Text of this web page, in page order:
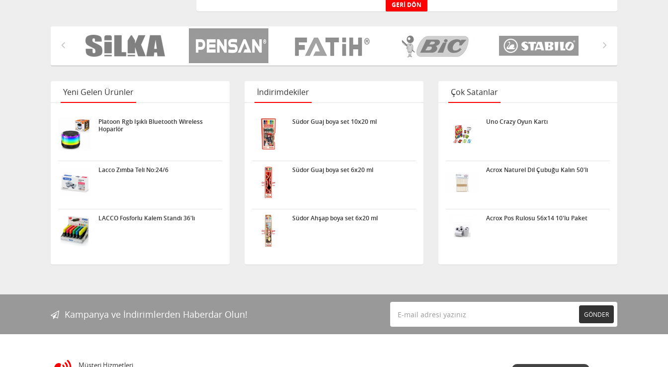
Acrox Naturel Dil Çubuğu
10'lu Paket
Acrox Çift Taraflı Köpük
Bant 2mt
Kum Çalışması
Acrox Çift Taraflı Silikon
GERI DÖN
Yeni Gelen Ürünler
Platoon Rgb Işıklı Bluetooth Wireless
Hoparlör
Lacco Zımba Teli No:24/6
LACCO Fosforlu Kalem Standı 36'lı
İndirimdekiler
Südor Guaj boya set 10x20 ml
Südor Guaj boya set 6x20 ml
Südor Ahşap boya set 6x20 ml
Çok Satanlar
Uno Crazy Oyun Kartı
Acrox Naturel Dil Çubuğu Kalın 50'li
Acrox Pos Rulosu 56x14 10'lu Paket
Kampanya ve İndirimlerden Haberdar Olun! GÖNDER
Müşteri Hizmetleri